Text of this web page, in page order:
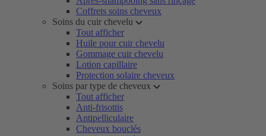
Coffrets soins cheveux
Soins du cuir chevelu
Tout afficher
Huile pour cuir chevelu
Gommage cuir chevelu
Lotion capillaire
Protection solaire cheveux
Soins par type de cheveux
Tout afficher
Anti-frisottis
Antipelliculaire
Cheveux bouclés